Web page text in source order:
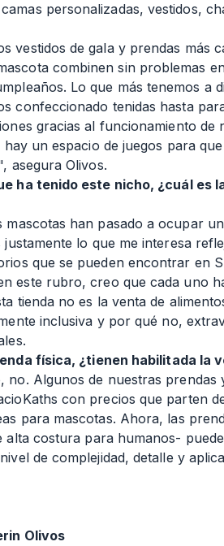
personalizadas, vestidos,
vestidos de gala y prendas más
combinen sin problemas
Lo que más tenemos a
confeccionado tenidas hasta
gracias al funcionamiento de
hay un espacio de juegos para
asegura Olivos.
ha tenido este nicho, ¿cuál
mascotas han pasado a ocupar
justamente lo que me interesa
que se pueden encontrar en
este rubro, creo que cada uno
tienda no es la venta de
inclusiva y por qué no,
física, ¿tienen habilitada la
no. Algunos de nuestras prendas
con precios que parten
para mascotas. Ahora, las
alta costura para humanos-
de complejidad, detalle y
Olivos